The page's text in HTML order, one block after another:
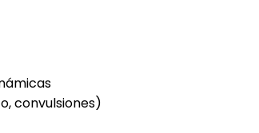
convulsiones)